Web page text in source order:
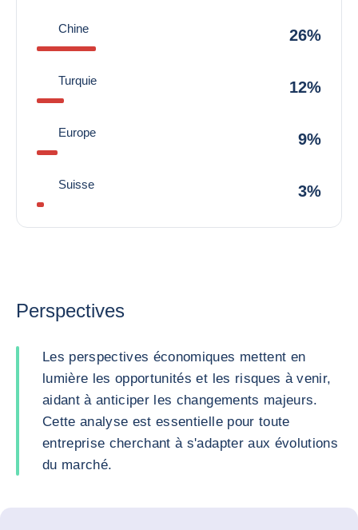
Chine 26%
Turquie 12%
Europe 9%
Suisse 3%
Perspectives
Les perspectives économiques mettent en
lumière les opportunités et les risques à venir,
aidant à anticiper les changements majeurs.
Cette analyse est essentielle pour toute
entreprise cherchant à s'adapter aux évolutions
du marché.